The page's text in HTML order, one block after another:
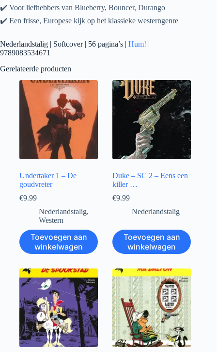
✔️ Voor liefhebbers van Blueberry, Bouncer, Durango
✔️ Een frisse, Europese kijk op het klassieke westerngenre
Nederlandstalig | Softcover | 56 pagina’s | Hum! |
9789083534671
Gerelateerde producten
Undertaker 1 – De
goudvreter
€9.99
Nederlandstalig,
Western
Toevoegen aan
winkelwagen
Duke – SC 2 – Eens een
killer …
€9.99
Nederlandstalig
Toevoegen aan
winkelwagen